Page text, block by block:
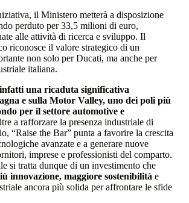
il Ministero metterà a disposizione
perduto per 33,5 milioni di euro,
alle attività di ricerca e sviluppo. Il
riconosce il valore strategico di un
non solo per Ducati, ma anche per
italiana.
una ricaduta significativa
e sulla Motor Valley, uno dei poli più
per il settore automotive e
a rafforzare la presenza industriale di
“Raise the Bar” punta a favorire la crescita
avanzate e a generare nuove
imprese e professionisti del comparto.
si tratta dunque di un investimento che
innovazione, maggiore sostenibilità e
ancora più solida per affrontare le sfide